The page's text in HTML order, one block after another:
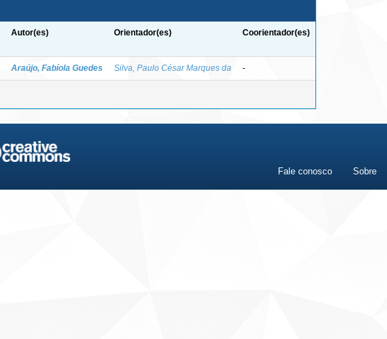
Autor(es) Orientador(es) Coorientador(es)
Araújo, Fabíola Guedes Silva, Paulo César Marques da -
Fale conosco Sobre